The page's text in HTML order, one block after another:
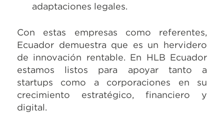
adaptaciones legales.
Con estas empresas como referentes,
Ecuador demuestra que es un hervidero
de innovación rentable. En HLB Ecuador
estamos listos para apoyar tanto a
startups como a corporaciones en su
crecimiento estratégico, financiero y
digital.